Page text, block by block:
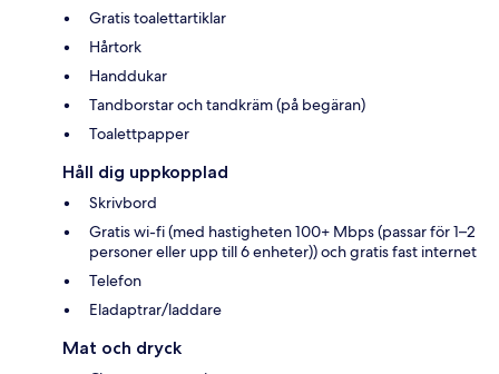
Gratis toalettartiklar
Hårtork
Handdukar
Tandborstar och tandkräm (på begäran)
Toalettpapper
Håll dig uppkopplad
Skrivbord
Gratis wi-fi (med hastigheten 100+ Mbps (passar för 1–2
personer eller upp till 6 enheter)) och gratis fast internet
Telefon
Eladaptrar/laddare
Mat och dryck